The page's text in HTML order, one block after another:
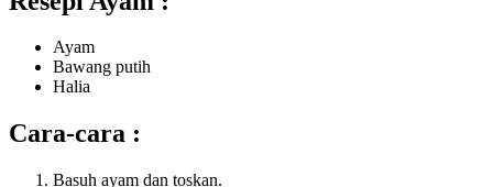
Ayam
Bawang putih
Halia
Cara-cara :
Basuh ayam dan toskan.